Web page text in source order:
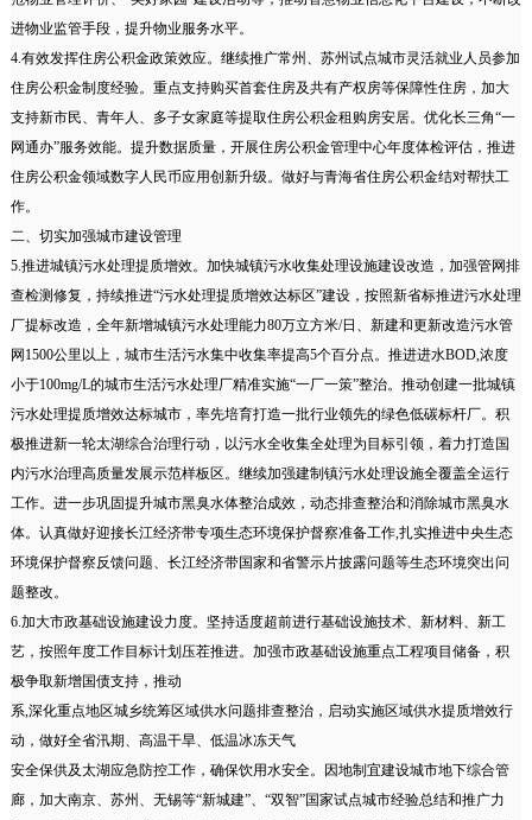
进物业监管手段，提升物业服务水平。
4.有效发挥住房公积金政策效应。继续推广常州、苏州试点城市灵活就业人员参加
住房公积金制度经验。重点支持购买首套住房及共有产权房等保障性住房，加大
支持新市民、青年人、多子女家庭等提取住房公积金租购房安居。优化长三角“一
网通办”服务效能。提升数据质量，开展住房公积金管理中心年度体检评估，推进
住房公积金领域数字人民币应用创新升级。做好与青海省住房公积金结对帮扶工
作。
二、切实加强城市建设管理
5.推进城镇污水处理提质增效。加快城镇污水收集处理设施建设改造，加强管网排
查检测修复，持续推进“污水处理提质增效达标区”建设，按照新省标推进污水处理
厂提标改造，全年新增城镇污水处理能力80万立方米/日、新建和更新改造污水管
网1500公里以上，城市生活污水集中收集率提高5个百分点。推进进水BOD,浓度
小于100mg/L的城市生活污水处理厂精准实施“一厂一策”整治。推动创建一批城镇
污水处理提质增效达标城市，率先培育打造一批行业领先的绿色低碳标杆厂。积
极推进新一轮太湖综合治理行动，以污水全收集全处理为目标引领，着力打造国
内污水治理高质量发展示范样板区。继续加强建制镇污水处理设施全覆盖全运行
工作。进一步巩固提升城市黑臭水体整治成效，动态排查整治和消除城市黑臭水
体。认真做好迎接长江经济带专项生态环境保护督察准备工作,扎实推进中央生态
环境保护督察反馈问题、长江经济带国家和省警示片披露问题等生态环境突出问
题整改。
6.加大市政基础设施建设力度。坚持适度超前进行基础设施技术、新材料、新工
艺，按照年度工作目标计划压茬推进。加强市政基础设施重点工程项目储备，积
极争取新增国债支持，推动
系,深化重点地区城乡统筹区域供水问题排查整治，启动实施区域供水提质增效行
动，做好全省汛期、高温干旱、低温冰冻天气
安全保供及太湖应急防控工作，确保饮用水安全。因地制宜建设城市地下综合管
廊，加大南京、苏州、无锡等“新城建”、“双智”国家试点城市经验总结和推广力